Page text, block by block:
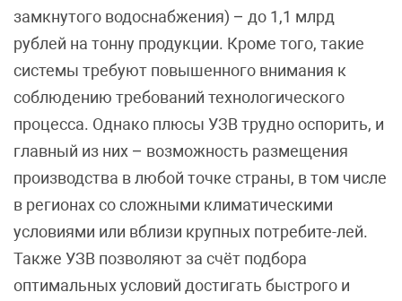
замкнутого водоснабжения) – до 1,1 млрд
рублей на тонну продукции. Кроме того, такие
системы требуют повышенного внимания к
соблюдению требований технологического
процесса. Однако плюсы УЗВ трудно оспорить, и
главный из них – возможность размещения
производства в любой точке страны, в том числе
в регионах со сложными климатическими
условиями или вблизи крупных потребите-лей.
Также УЗВ позволяют за счёт подбора
оптимальных условий достигать быстрого и